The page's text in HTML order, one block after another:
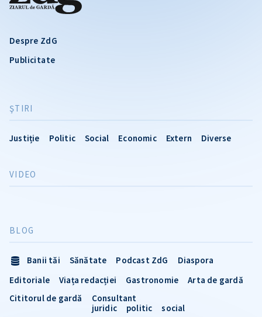
Despre ZdG
Publicitate
ŞTIRI
Justiție Politic Social Economic Extern Diverse
VIDEO
BLOG
Banii tăi Sănătate Podcast ZdG
Diaspora
Editoriale
Viața redacției Gastronomie
Arta de gardă
Cititorul de gardă
Consultant
juridic
politic social